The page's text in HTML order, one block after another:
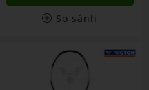
So sánh